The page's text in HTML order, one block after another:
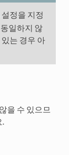
설정을 지정
일하지 않
는 경우 아
을 수 있으므